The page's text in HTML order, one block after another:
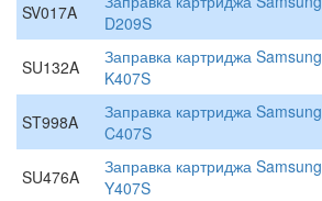
SV017A
D209S
SU132A
Заправка картриджа Samsung
K407S
ST998A
Заправка картриджа Samsung
C407S
SU476A
Заправка картриджа Samsung
Y407S